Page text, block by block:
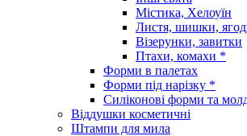
Містика, Хелоуїн
Листя, шишки,
Візерунки, завитки
Птахи, комахи *
Форми в палетах
Форми під нарізку *
Силіконові форми та
Віддушки косметичні
Штампи для мила